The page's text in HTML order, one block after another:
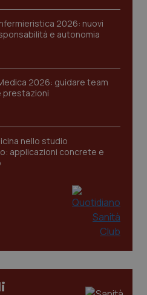
2026: nuovi
e autonomia
2026: guidare team
prestazioni
nello studio
applicazioni concrete e
www.quotidianosanita.it
www.quotidianosanita.it
2